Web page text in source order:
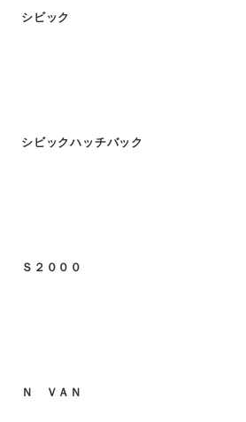
シビック
シビックハッチバック
Ｓ２０００
Ｎ ＶＡＮ